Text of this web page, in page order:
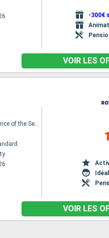
-300€
VOIR LES
Independence of the Seas
VOIR LES